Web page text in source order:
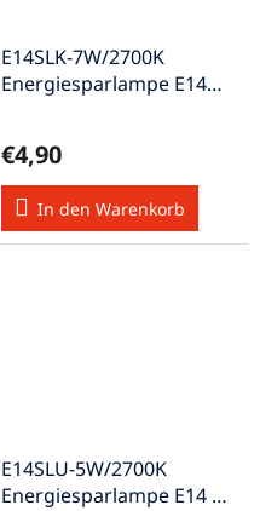
E14SLK-7W/2700K
Energiesparlampe E14
€4,90
In den Warenkorb
E14SLU-5W/2700K
Energiesparlampe E14 A